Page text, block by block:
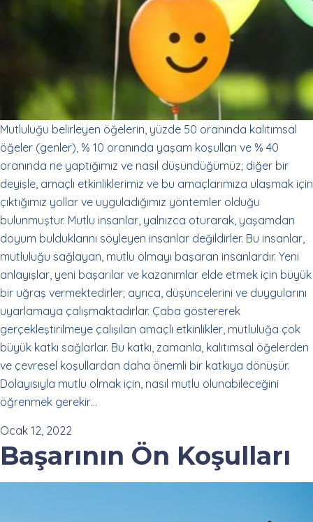
Mutluluğu belirleyen öğelerin, yüzde 50 oranında kalıtımsal
öğeler (genler), % 10 oranında yaşam koşulları ve % 40
oranında ne yaptığımız ve nasıl düşündüğümüz; diğer bir
deyişle, amaçlı etkinliklerimiz ve bu amaçlarımıza ulaşmak için
çıktığımız yollar ve uyguladığımız yöntemler olduğu
bulunmuştur. Mutlu insanlar, yalnızca oturarak, yaşamdan
doyum bulduklarını söyleyen insanlar değildirler. Bu insanlar,
mutluluğu sağlayan, mutlu olmayı başaran insanlardır. Yeni
anlayışlar, yeni başarılar ve kazanımlar elde etmek için büyük
bir uğraş vermektedirler; ayrıca, düşüncelerini ve duygularını
uyarlamaya çalışmaktadırlar. Çaba göstererek
gerçekleştirilmeye çalışılan amaçlı etkinlikler, mutluluğa çok
büyük katkı sağlarlar. Bu katkı, zamanla, kalıtımsal öğelerden
ve çevresel koşullardan daha önemli bir katkıya dönüşür.
Dolayısıyla mutlu olmak için, nasıl mutlu olunabileceğini
öğrenmek gerekir…
Ocak 12, 2022
Başarının Ön Koşulları